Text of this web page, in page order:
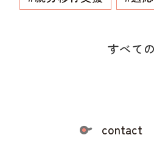
すべて
contact